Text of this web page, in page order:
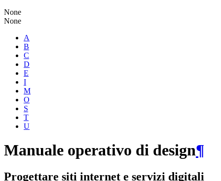
None
None
A
B
C
D
E
I
M
O
S
T
U
Manuale operativo di design¶
Progettare siti internet e servizi digitali